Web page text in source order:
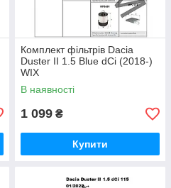
Комплект фільтрів Dacia
Duster II 1.5 Blue dCi (2018-)
WIX
В наявності
1 099 ₴
Купити